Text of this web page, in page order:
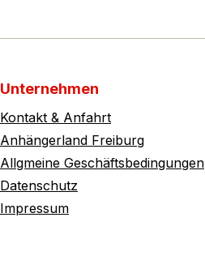
Unternehmen
Kontakt & Anfahrt
Anhängerland Freiburg
Allgmeine Geschäftsbedingungen
Datenschutz
Impressum